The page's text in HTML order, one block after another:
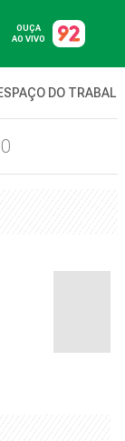
OUÇA
AO VIVO
DO